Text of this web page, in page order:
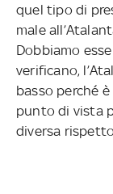
quel tipo di
male
Dobbiamo
verificano,
basso perché
punto di vista
diversa rispetto